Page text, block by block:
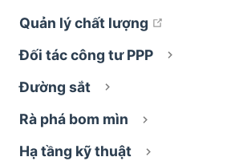
Quản lý chất lượng
open in
Đối tác công tư PPP
Đường sắt
Rà phá bom mìn
Hạ tầng kỹ thuật